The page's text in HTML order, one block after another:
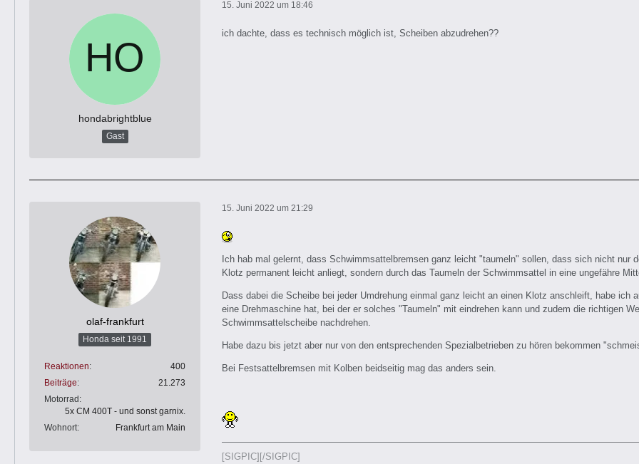
hondabrightblue
Gast
15. Juni 2022 um 18:46
ich dachte, dass es technisch möglich ist, Scheiben abzudrehen??
olaf-frankfurt
Honda seit 1991
Reaktionen
400
Beiträge
21.273
Motorrad
5x CM 400T - und sonst garnix.
Wohnort
Frankfurt am Main
15. Juni 2022 um 21:29
Ich hab mal gelernt, dass Schwimmsattelbremsen ganz leicht "taumeln" sollen, dass sich nicht nur
Klotz permanent leicht anliegt, sondern durch das Taumeln der Schwimmsattel in eine ungefähre
Dass dabei die Scheibe bei jeder Umdrehung einmal ganz leicht an einen Klotz anschleift, habe
eine Drehmaschine hat, bei der er solches "Taumeln" mit eindrehen kann und zudem die richtigen
Schwimmsattelscheibe nachdrehen.
Habe dazu bis jetzt aber nur von den entsprechenden Spezialbetrieben zu hören bekommen
Bei Festsattelbremsen mit Kolben beidseitig mag das anders sein.
[SIGPIC][/SIGPIC]